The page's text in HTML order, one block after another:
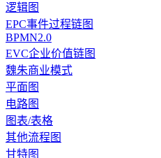
逻辑图
EPC事件过程链图
BPMN2.0
EVC企业价值链图
魏朱商业模式
平面图
电路图
图表/表格
其他流程图
甘特图